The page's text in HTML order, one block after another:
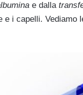
e dalla
i capelli. Vediamo